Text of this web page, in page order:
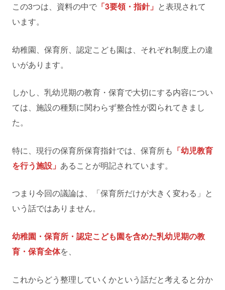
この3つは、資料の中で 「3要領・指針」 と表現されて
います。
幼稚園、保育所、認定こども園は、それぞれ制度上の違
いがあります。
しかし、乳幼児期の教育・保育で大切にする内容につい
ては、施設の種類に関わらず整合性が図られてきまし
た。
特に、現行の保育所保育指針では、保育所も 「幼児教育
を行う施設」 あることが明記されています。
つまり今回の議論は、「保育所だけが大きく変わる」と
いう話ではありません。
幼稚園・保育所・認定こども園を含めた乳幼児期の教
育・保育全体を、
これからどう整理していくかという話だと考えると分か